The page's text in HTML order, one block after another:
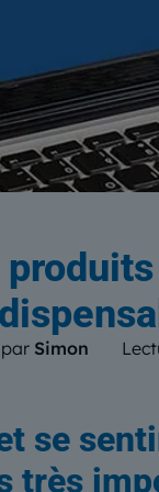
Le
Simon
se
très